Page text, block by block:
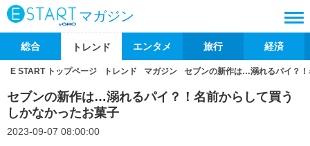
マガジン
総合 トレンド エンタメ 旅行 経済
E START トップページ トレンド マガジン セブンの新作は…溺れるパイ？
セブンの新作は…溺れるパイ？！名前からして買う
しかなかったお菓子
2023-09-07 08:00:00